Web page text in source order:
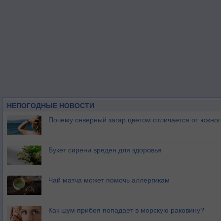
НЕПОГОДНЫЕ НОВОСТИ
Почему северный загар цветом отличается от
Букет сирени вреден для здоровья
Чай матча может помочь аллергикам
Как шум прибоя попадает в морскую раковину?